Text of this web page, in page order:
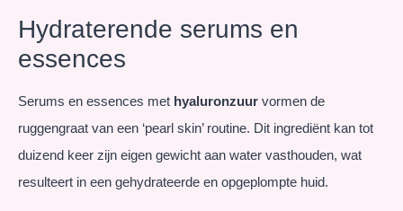
Hydraterende serums en
essences
Serums en essences met hyaluronzuur vormen de
ruggengraat van een ‘pearl skin’ routine. Dit ingrediënt kan tot
duizend keer zijn eigen gewicht aan water vasthouden, wat
resulteert in een gehydrateerde en opgeplompte huid.